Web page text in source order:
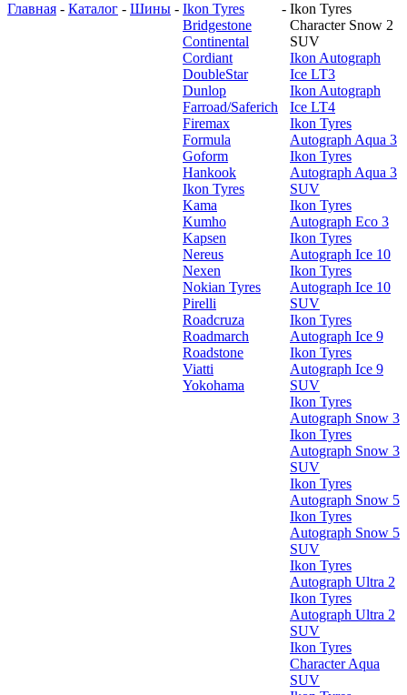
Главная - Каталог - Шины - Ikon Tyres
Bridgestone
Continental
Cordiant
DoubleStar
Dunlop
Farroad/Saferich
Firemax
Formula
Goform
Hankook
Ikon Tyres
Kama
Kumho
Kapsen
Nereus
Nexen
Nokian Tyres
Pirelli
Roadcruza
Roadmarch
Roadstone
Viatti
Yokohama
- Ikon Tyres
Character Snow 2
SUV
Ikon Autograph
Ice LT3
Ikon Autograph
Ice LT4
Ikon Tyres
Autograph Aqua 3
Ikon Tyres
Autograph Aqua 3
SUV
Ikon Tyres
Autograph Eco 3
Ikon Tyres
Autograph Ice 10
Ikon Tyres
Autograph Ice 10
SUV
Ikon Tyres
Autograph Ice 9
Ikon Tyres
Autograph Ice 9
SUV
Ikon Tyres
Autograph Snow 3
Ikon Tyres
Autograph Snow 3
SUV
Ikon Tyres
Autograph Snow 5
Ikon Tyres
Autograph Snow 5
SUV
Ikon Tyres
Autograph Ultra 2
Ikon Tyres
Autograph Ultra 2
SUV
Ikon Tyres
Character Aqua
SUV